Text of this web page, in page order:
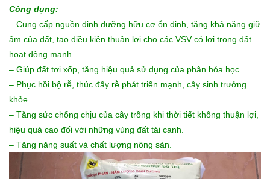
Công dụng:
– Cung cấp nguồn dinh dưỡng hữu cơ ổn định, tăng khả năng giữ
ẩm của đất, tạo điều kiện thuận lợi cho các VSV có lợi trong đất
hoạt động mạnh.
– Giúp đất tơi xốp, tăng hiệu quả sử dụng của phân hóa học.
– Phục hồi bộ rễ, thúc đẩy rễ phát triển mạnh, cây sinh trưởng
khỏe.
– Tăng sức chống chịu của cây trồng khi thời tiết không thuận lợi,
hiệu quả cao đối với những vùng đất tái canh.
– Tăng năng suất và chất lượng nông sản.